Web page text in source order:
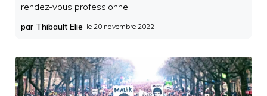
rendez-vous professionnel.
par Thibault Elie le 20 novembre 2022